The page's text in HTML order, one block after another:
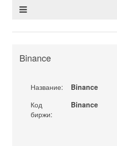
Binance
Название:
Binance
Код
биржи:
Binance